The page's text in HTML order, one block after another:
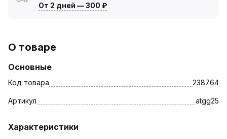
От 2 дней —300 ₽
О товаре
Основные
Код товара 238764
Артикул atgg25
Характеристики